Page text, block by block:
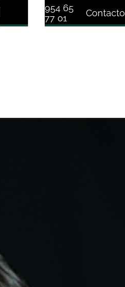
954 65
77 01
Contacto